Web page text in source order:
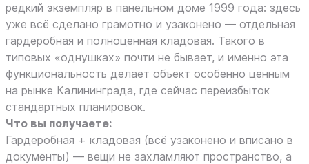
редкий экземпляр в панельном доме 1999 года: здесь
уже всё сделано грамотно и узаконено — отдельная
гардеробная и полноценная кладовая. Такого в
типовых «однушках» почти не бывает, и именно эта
функциональность делает объект особенно ценным
на рынке Калининграда, где сейчас переизбыток
стандартных планировок.
Что вы получаете:
Гардеробная + кладовая (всё узаконено и вписано в
документы) — вещи не захламляют пространство, а